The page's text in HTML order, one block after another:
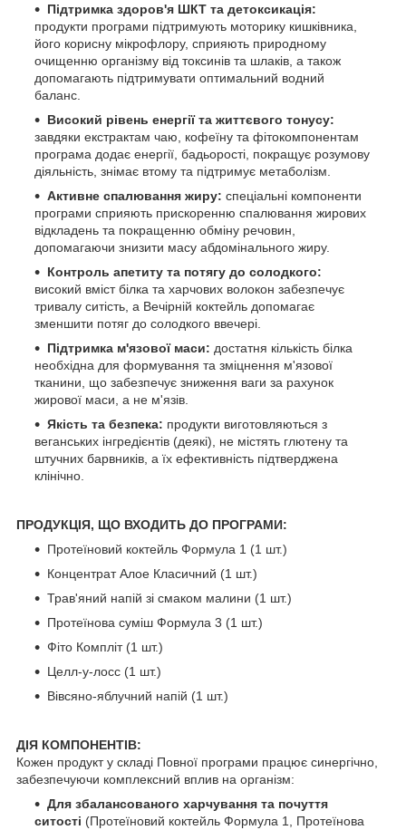
Підтримка здоров'я ШКТ та детоксикація:
продукти програми підтримують моторику кишківника,
його корисну мікрофлору, сприяють природному
очищенню організму від токсинів та шлаків, а також
допомагають підтримувати оптимальний водний
баланс.
Високий рівень енергії та життєвого тонусу:
завдяки екстрактам чаю, кофеїну та фітокомпонентам
програма додає енергії, бадьорості, покращує розумову
діяльність, знімає втому та підтримує метаболізм.
Активне спалювання жиру: спеціальні компоненти
програми сприяють прискоренню спалювання жирових
відкладень та покращенню обміну речовин,
допомагаючи знизити масу абдомінального жиру.
Контроль апетиту та потягу до солодкого:
високий вміст білка та харчових волокон забезпечує
тривалу ситість, а Вечірній коктейль допомагає
зменшити потяг до солодкого ввечері.
Підтримка м'язової маси: достатня кількість білка
необхідна для формування та зміцнення м'язової
тканини, що забезпечує зниження ваги за рахунок
жирової маси, а не м'язів.
Якість та безпека: продукти виготовляються з
веганських інгредієнтів (деякі), не містять глютену та
штучних барвників, а їх ефективність підтверджена
клінічно.
ПРОДУКЦІЯ, ЩО ВХОДИТЬ ДО ПРОГРАМИ:
Протеїновий коктейль Формула 1 (1 шт.)
Концентрат Алое Класичний (1 шт.)
Трав'яний напій зі смаком малини (1 шт.)
Протеїнова суміш Формула 3 (1 шт.)
Фіто Компліт (1 шт.)
Целл-у-лосс (1 шт.)
Вівсяно-яблучний напій (1 шт.)
ДІЯ КОМПОНЕНТІВ:
Кожен продукт у складі Повної програми працює синергічно,
забезпечуючи комплексний вплив на організм:
Для збалансованого харчування та почуття
ситості (Протеїновий коктейль Формула 1, Протеїнова